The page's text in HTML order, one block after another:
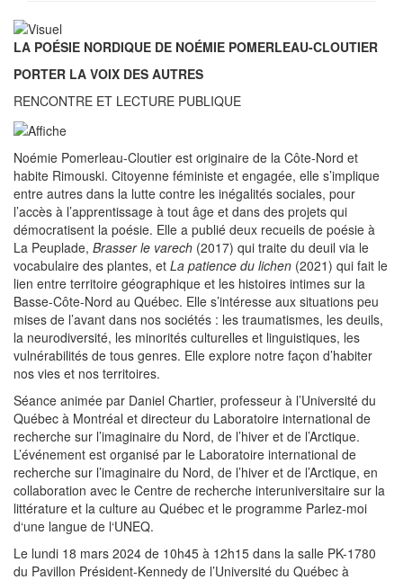
LA POÉSIE NORDIQUE DE NOÉMIE POMERLEAU-CLOUTIER
PORTER LA VOIX DES AUTRES
RENCONTRE ET LECTURE PUBLIQUE
Noémie Pomerleau-Cloutier est originaire de la Côte-Nord et
habite Rimouski. Citoyenne féministe et engagée, elle s’implique
entre autres dans la lutte contre les inégalités sociales, pour
l’accès à l’apprentissage à tout âge et dans des projets qui
démocratisent la poésie. Elle a publié deux recueils de poésie à
La Peuplade, Brasser le varech (2017) qui traite du deuil via le
vocabulaire des plantes, et La patience du lichen (2021) qui fait le
lien entre territoire géographique et les histoires intimes sur la
Basse-Côte-Nord au Québec. Elle s’intéresse aux situations peu
mises de l’avant dans nos sociétés : les traumatismes, les deuils,
la neurodiversité, les minorités culturelles et linguistiques, les
vulnérabilités de tous genres. Elle explore notre façon d’habiter
nos vies et nos territoires.
Séance animée par Daniel Chartier, professeur à l’Université du
Québec à Montréal et directeur du Laboratoire international de
recherche sur l’imaginaire du Nord, de l’hiver et de l’Arctique.
L’événement est organisé par le Laboratoire international de
recherche sur l’imaginaire du Nord, de l’hiver et de l’Arctique, en
collaboration avec le Centre de recherche interuniversitaire sur la
littérature et la culture au Québec et le programme Parlez-moi
d‘une langue de l‘UNEQ.
Le lundi 18 mars 2024 de 10h45 à 12h15 dans la salle PK-1780
du Pavillon Président-Kennedy de l’Université du Québec à